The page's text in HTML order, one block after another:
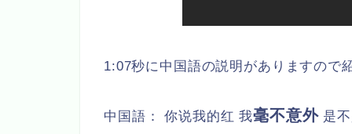
1:07秒に中国語の説明がありますので
中国語： 你说我的红 我毫不意外是不